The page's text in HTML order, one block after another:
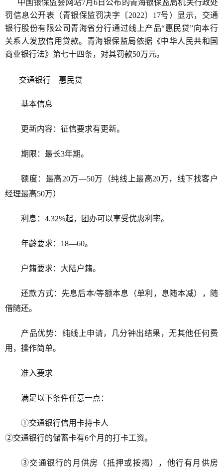
中国银保监会网站7月6日公布的青海银保监局机关行政处
罚信息公开表（青银保监罚决字〔2022〕17号）显示，交通
银行股份有限公司青海省分行通过线上产品“惠民贷”向本行
关系人发放信用贷款。青海银保监局依据《中华人民共和国
商业银行法》第七十四条，对其罚款50万元。
交通银行—惠民贷
基本信息
更新内容：征信要求有更新。
期限：最长3年期。
额度：最高20万—50万（纯线上最高20万，线下找客户
经理最高50万）
利息：4.32%起，团办可以享受优惠利率。
年龄要求：18—60。
户籍要求：大陆户籍。
还款方式：先息后本/等额本息（单利，息随本减），随
借随还。
产品优势：纯线上申请，几分钟出结果，无其他任何费
用，操作简单。
准入要求
满足以下条件任意一点：
①交通银行信用卡持卡人
②交通银行的储蓄卡有6个月的打卡工资。
③交通银行的月供房（抵押或按揭），他行有月供房